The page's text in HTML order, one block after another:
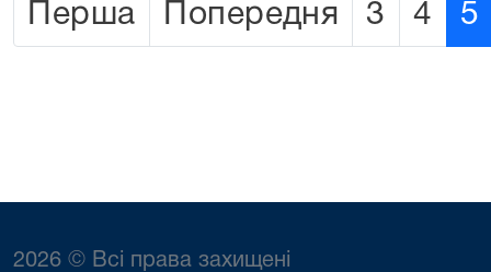
Перша Попередня 3 4 5
2026 © Всі права захищені